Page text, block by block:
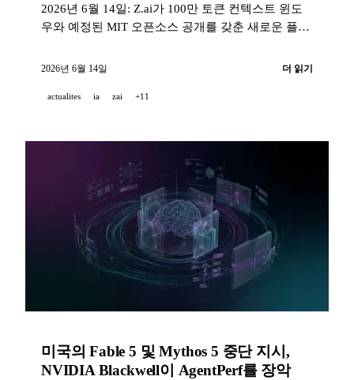
2026년 6월 14일: Z.ai가 100만 토큰 컨텍스트 윈도
우와 예정된 MIT 오픈소스 공개를 갖춘 새로운 플래
Robotics Accelerator에 15개 스타트업을 선정하며,
NotebookLM이 에이전트 기능을 얻으며, Suno가
2026년 6월 14일 더 읽기
actualites ia zai +11
미국의 Fable 5 및 Mythos 5 중단 지시,
NVIDIA Blackwell이 AgentPerf를 장악